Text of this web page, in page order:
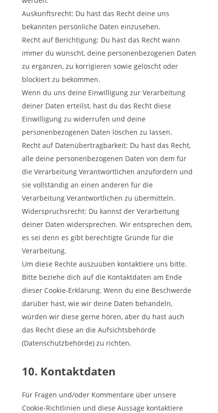
Auskunftsrecht: Du hast das Recht deine uns
bekannten persönliche Daten einzusehen.
Recht auf Berichtigung: Du hast das Recht wann
immer du wünscht, deine personenbezogenen Daten
zu ergänzen, zu korrigieren sowie gelöscht oder
blockiert zu bekommen.
Wenn du uns deine Einwilligung zur Verarbeitung
deiner Daten erteilst, hast du das Recht diese
Einwilligung zu widerrufen und deine
personenbezogenen Daten löschen zu lassen.
Recht auf Datenübertragbarkeit: Du hast das Recht,
alle deine personenbezogenen Daten von dem für
die Verarbeitung Verantwortlichen anzufordern und
sie vollständig an einen anderen für die
Verarbeitung Verantwortlichen zu übermitteln.
Widerspruchsrecht: Du kannst der Verarbeitung
deiner Daten widersprechen. Wir entsprechen dem,
es sei denn es gibt berechtigte Gründe für die
Verarbeitung.
Um diese Rechte auszuüben kontaktiere uns bitte.
Bitte beziehe dich auf die Kontaktdaten am Ende
dieser Cookie-Erklärung. Wenn du eine Beschwerde
darüber hast, wie wir deine Daten behandeln,
würden wir diese gerne hören, aber du hast auch
das Recht diese an die Aufsichtsbehörde
(Datenschutzbehörde) zu richten.
10. Kontaktdaten
Für Fragen und/oder Kommentare über unsere
Cookie-Richtlinien und diese Aussage kontaktiere